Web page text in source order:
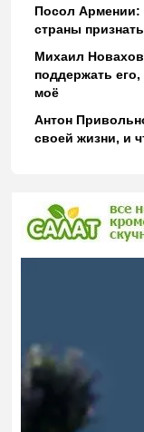
Посол Армении:
страны
Михаил
поддержать
моё
Антон
своей жизни, и